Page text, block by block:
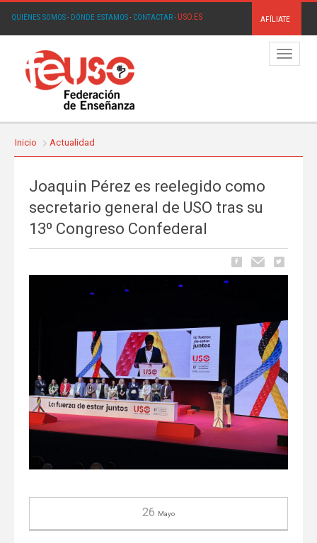
QUIÉNES SOMOS· DÓNDE ESTAMOS· CONTACTAR· USO.ES AFÍLIATE
Menú
Inicio Actualidad
Joaquin Pérez es reelegido como
secretario general de USO tras su
13º Congreso Confederal
26 Mayo